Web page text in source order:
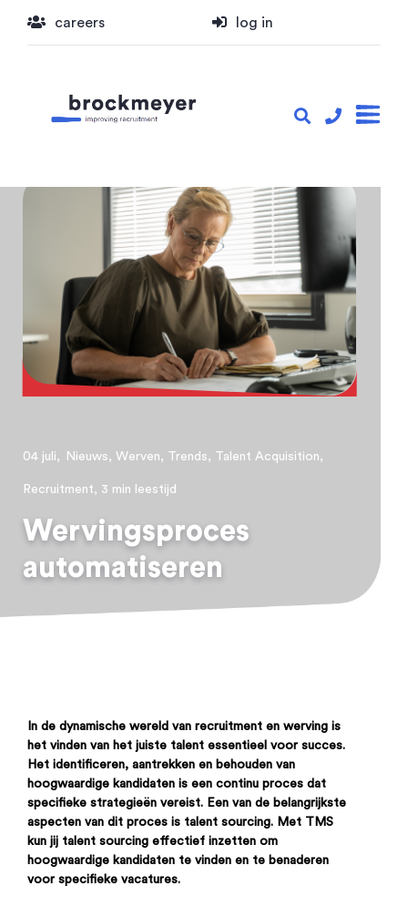
careers log in
04 juli, Nieuws, Werven, Trends, Talent Acquisition,
Recruitment, 3 min leestijd
Wervingsproces
automatiseren
In de dynamische wereld van recruitment en werving is
het vinden van het juiste talent essentieel voor succes.
Het identificeren, aantrekken en behouden van
hoogwaardige kandidaten is een continu proces dat
specifieke strategieën vereist. Een van de belangrijkste
aspecten van dit proces is talent sourcing. Met TMS
kun jij talent sourcing effectief inzetten om
hoogwaardige kandidaten te vinden en te benaderen
voor specifieke vacatures.